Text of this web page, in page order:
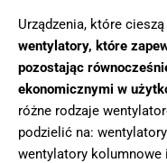
Urządzenia, które
wentylatory, które
pozostając
ekonomicznymi w
różne rodzaje
podzielić na:
wentylatory